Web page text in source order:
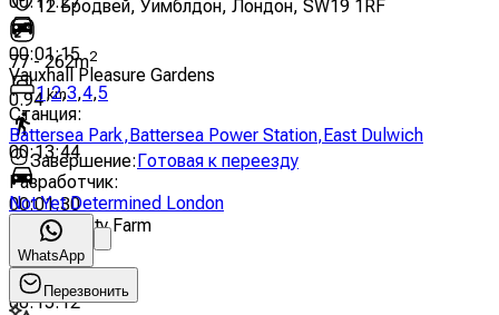
00:01:15
Vauxhall Pleasure Gardens
0.94 km
00:13:44
00:01:30
Vauxhall City Farm
1.03km
00:15:12
12 Бродвей, Уимблдон, Лондон, SW19 1RF
77-262m2
1 ,2,3,4,5
Станция:
Battersea Park, Battersea Power Station, East Dulwich
Завершение: Готовая к переезду
Разработчик:
Not Yet Determined London
WhatsApp
Перезвонить